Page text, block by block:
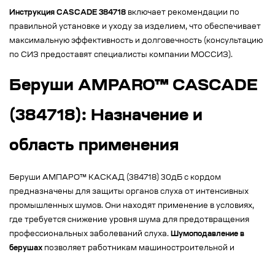
Инструкция CASCADE 384718 включает рекомендации по
правильной установке и уходу за изделием, что обеспечивает
максимальную эффективность и долговечность (консультацию
по СИЗ предоставят специалисты компании МОССИЗ).
Беруши AMPARO™ CASCADE
(384718): Назначение и
область применения
Беруши АМПАРО™ КАСКАД (384718) 30дБ с кордом
предназначены для защиты органов слуха от интенсивных
промышленных шумов. Они находят применение в условиях,
где требуется снижение уровня шума для предотвращения
профессиональных заболеваний слуха. Шумоподавление в
берушах позволяет работникам машиностроительной и